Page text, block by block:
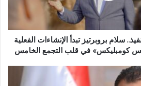
سلام بروبرتيز تبدأ الإنشاءات الفعلية
كومبليكس» في قلب التجمع الخامس